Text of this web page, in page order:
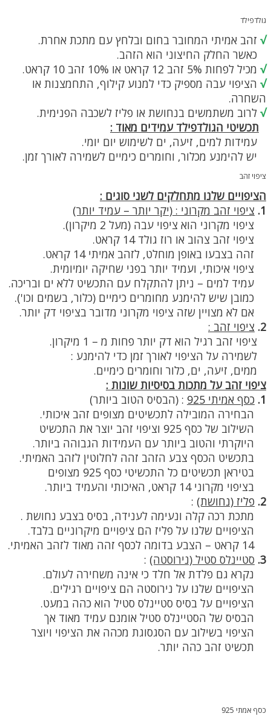
גולדפילד
√ זהב אמיתי המחובר בחום ובלחץ עם מתכת אחרת.
כאשר החלק החיצוני הוא הזהב.
√ מכיל לפחות 5% זהב 12 קראט או 10% זהב 10 קראט.
√ הציפוי עבה מספיק כדי למנוע קילוף, התחמצנות או
השחרה.
√ לרוב משתמשים בנחושת או פליז לשכבה הפנימית.
תכשיטי הגולדפילד עמידים מאוד :
עמידות למים, זיעה, ים לשימוש יום יומי.
יש להימנע מכלור, וחומרים כימיים לשמירה לאורך זמן.
ציפוי זהב
הציפויים שלנו מתחלקים לשני סוגים :
1. ציפוי זהב מקרוני : (יקר יותר – עמיד יותר)
ציפוי מקרוני הוא ציפוי עבה (מעל 2 מיקרון).
ציפוי זהב צהוב או רוז גולד 14 קראט.
זהה בצבעו באופן מוחלט, לזהב אמיתי 14 קראט.
ציפוי איכותי, ועמיד יותר בפני שחיקה יומיומית.
עמיד למים – ניתן להתקלח עם התכשיט ללא ים ובריכה.
כמובן שיש להימנע מחומרים כימיים (כלור, בשמים וכו').
אם לא מצויין שזה ציפוי מקרוני מדובר בציפוי דק יותר.
2. ציפוי זהב :
ציפוי זהב רגיל הוא דק יותר פחות מ – 1 מיקרון.
לשמירה על הציפוי לאורך זמן כדי להימנע :
ממים, זיעה, ים, כלור וחומרים כימיים.
ציפוי זהב על מתכות בסיסיות שונות :
1. כסף אמיתי 925 : (הבסיס הטוב ביותר)
הבחירה המובילה לתכשיטים מצופים זהב איכותי.
השילוב של כסף 925 וציפוי זהב יוצר את התכשיט
היוקרתי והטוב ביותר עם העמידות הגבוהה ביותר.
בתכשיט הכסף צבע הזהב זהה לחלוטין לזהב האמיתי.
בטיראן תכשיטים כל התכשיטי כסף 925 מצופים
בציפוי מקרוני 14 קראט, האיכותי והעמיד ביותר.
2. פליז (נחושת) :
מתכת רכה קלה ונעימה לענידה, בסיס בצבע נחושת .
הציפויים שלנו על פליז הם ציפויים מיקרוניים בלבד.
14 קראט – הצבע בדומה לכסף זהה מאוד לזהב האמיתי.
3. סטיינלס סטיל (נירוסטה) :
נקרא גם פלדת אל חלד כי אינה משחירה לעולם.
הציפויים שלנו על נירוסטה הם ציפויים רגילים.
הציפויים על בסיס סטיינלס סטיל הוא כהה במעט.
הבסיס של הסטיינלס סטיל אומנם עמיד מאוד אך
הציפוי בשילוב עם הסגסוגת מכהה את הציפוי ויוצר
תכשיט זהב כהה יותר.
כסף אמתי 925